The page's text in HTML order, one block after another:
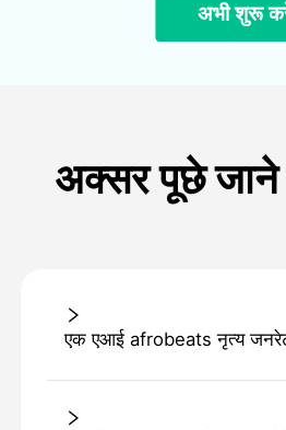
अभी शुरू
अक्सर पूछे जाने
एक एआई afrobeats नृत्य